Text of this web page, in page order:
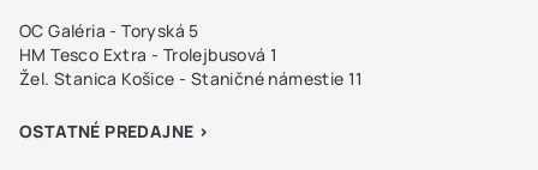
OC Galéria - Toryská 5
HM Tesco Extra - Trolejbusová 1
Žel. Stanica Košice - Staničné námestie 11
OSTATNÉ PREDAJNE >